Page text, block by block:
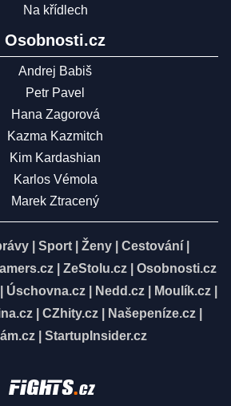
Na křídlech
Osobnosti.cz
Andrej Babiš
Petr Pavel
Hana Zagorová
Kazma Kazmitch
Kim Kardashian
Karlos Vémola
Marek Ztracený
Sport Ženy Cestování
ZeStolu.cz
Osobnosti.cz
Úschovna.cz| Nedd.cz| Moulík.cz|
CZhity.cz Našepeníze.cz
StartupInsider.cz